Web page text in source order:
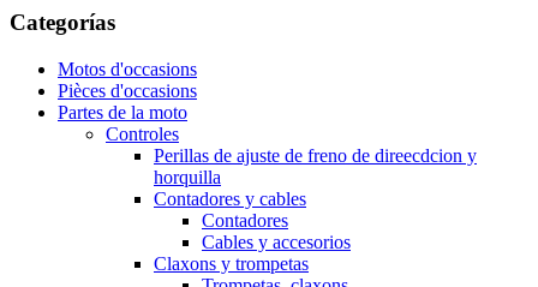
Categorías
Motos d'occasions
Pièces d'occasions
Partes de la moto
Controles
Perillas de ajuste de freno de direecdcion y
horquilla
Contadores y cables
Contadores
Cables y accesorios
Claxons y trompetas